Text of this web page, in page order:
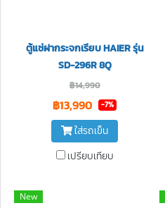
ตู้แช่ฝากระจกเรียบ HAIER รุ่น
SD-296R 8Q
฿14,990
฿13,990 -7%
ใส่รถเข็น
เปรียบเทียบ
New